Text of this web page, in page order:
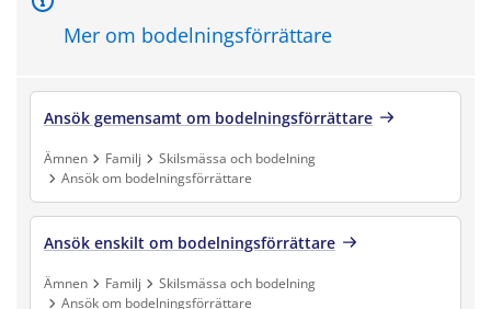
Mer om bodelningsförrättare
Ansök gemensamt om bodelningsförrättare
Ämnen Familj
Skilsmässa och bodelning
Ansök om bodelningsförrättare
Finns under:Ämnen, Familj, Skilsmässa och bodelning, Ansök om
Ansök enskilt om bodelningsförrättare
Ämnen Familj
Skilsmässa och bodelning
Ansök om bodelningsförrättare